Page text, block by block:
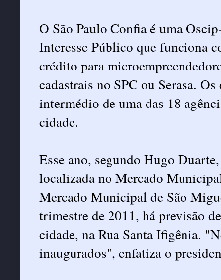
O São Paulo Confia é uma
Interesse Público que funciona
crédito para
cadastrais no SPC ou Serasa.
intermédio de uma das 18
cidade.
Esse ano, segundo Hugo
localizada no Mercado
Mercado Municipal de São
trimestre de 2011, há previsão
cidade, na Rua Santa Ifigênia.
inaugurados", enfatiza o